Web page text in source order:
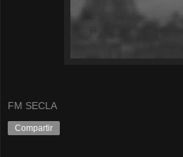
FM SECLA
Compartir